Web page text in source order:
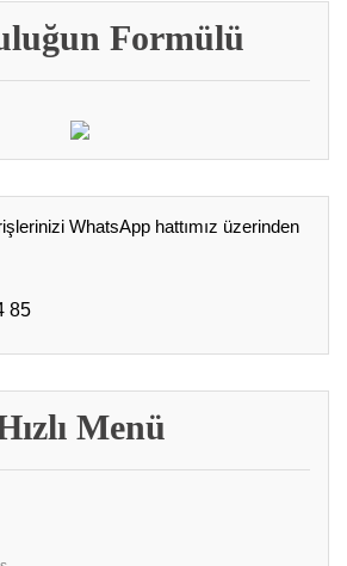
Formülü
WhatsApp hattımız üzerinden
85
Menü